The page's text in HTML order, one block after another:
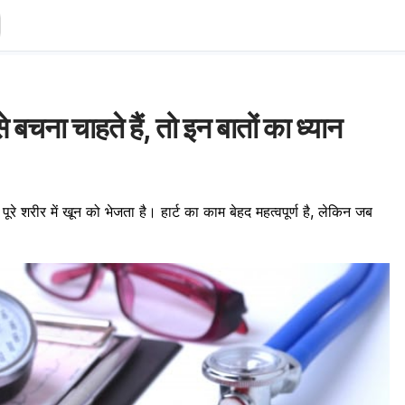
चाहते हैं, तो इन बातों का ध्यान
पूरे शरीर में खून को भेजता है। हार्ट का काम बेहद महत्वपूर्ण है, लेकिन जब